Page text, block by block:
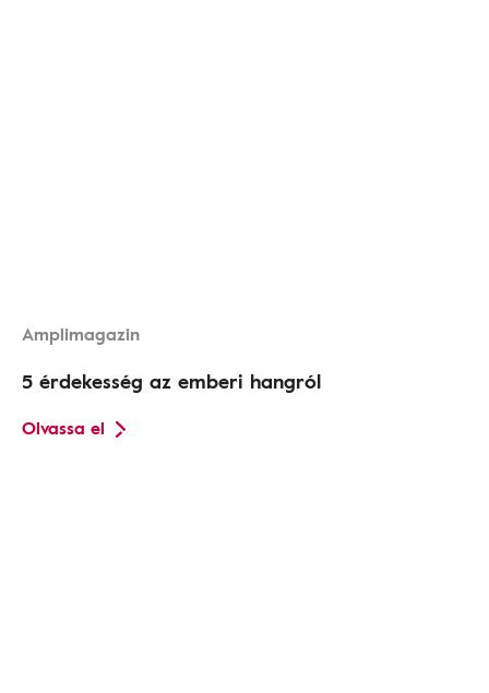
Amplimagazin
5 érdekesség az emberi hangról
Olvassa el